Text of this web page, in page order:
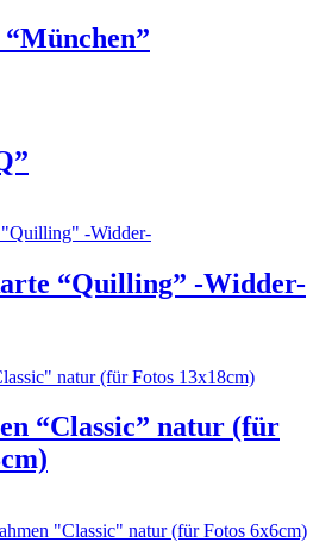
“Quilling” -Widder-
“Classic” natur (für